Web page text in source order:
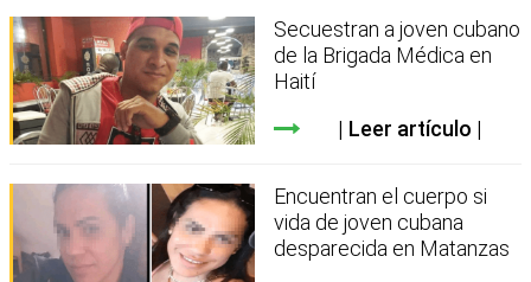
Secuestran a joven cubano
de la Brigada Médica en
Haití
Leer artículo
Encuentran el cuerpo si
vida de joven cubana
desparecida en Matanzas